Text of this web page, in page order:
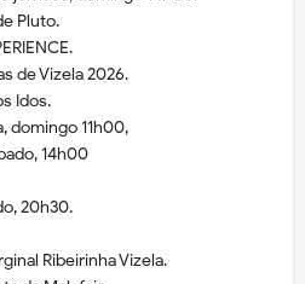
Pluto.
de Vizela 2026.
Idos.
domingo 11h00,
14h00
20h30.
Ribeirinha Vizela.